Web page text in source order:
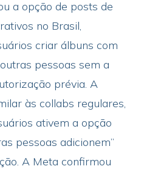
a opção de posts de
no Brasil,
criar álbuns com
pessoas sem a
prévia. A
às collabs regulares,
ativem a opção
pessoas adicionem”
A Meta confirmou